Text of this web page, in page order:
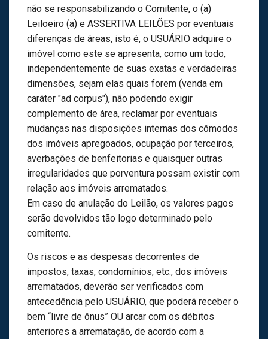
não se responsabilizando o Comitente, o (a)
Leiloeiro (a) e ASSERTIVA LEILÕES por eventuais
diferenças de áreas, isto é, o USUÁRIO adquire o
imóvel como este se apresenta, como um todo,
independentemente de suas exatas e verdadeiras
dimensões, sejam elas quais forem (venda em
caráter "ad corpus"), não podendo exigir
complemento de área, reclamar por eventuais
mudanças nas disposições internas dos cômodos
dos imóveis apregoados, ocupação por terceiros,
averbações de benfeitorias e quaisquer outras
irregularidades que porventura possam existir com
relação aos imóveis arrematados.
Em caso de anulação do Leilão, os valores pagos
serão devolvidos tão logo determinado pelo
comitente.
Os riscos e as despesas decorrentes de
impostos, taxas, condomínios, etc., dos imóveis
arrematados, deverão ser verificados com
antecedência pelo USUÁRIO, que poderá receber o
bem “livre de ônus” OU arcar com os débitos
anteriores a arrematação, de acordo com a